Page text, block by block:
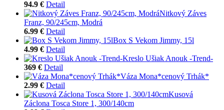
94.9 € Detail
Nitkový Záves
Franz, 90/245cm, Modrá
6.99 € Detail
Box S Vekom Jimmy, 15l
4.99 € Detail
Kreslo Ušiak Anouk -Trend-
369 € Detail
Váza Mona*cenový Trhák*
2.99 € Detail
Kusová
Záclona Tosca Store 1, 300/140cm